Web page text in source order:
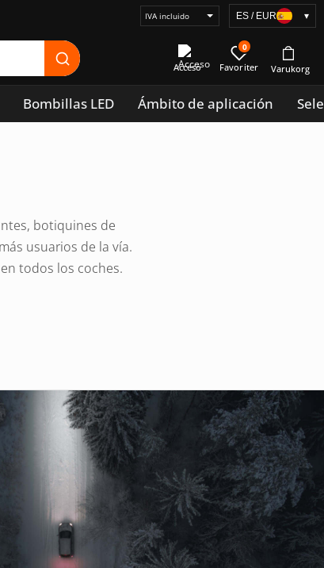
Seleccionar
visualización
precios
ES / EUR ▾
Acceso
0
Bombillas LED Ámbito de aplicación
botiquines de
usuarios de la vía.
todos los coches.